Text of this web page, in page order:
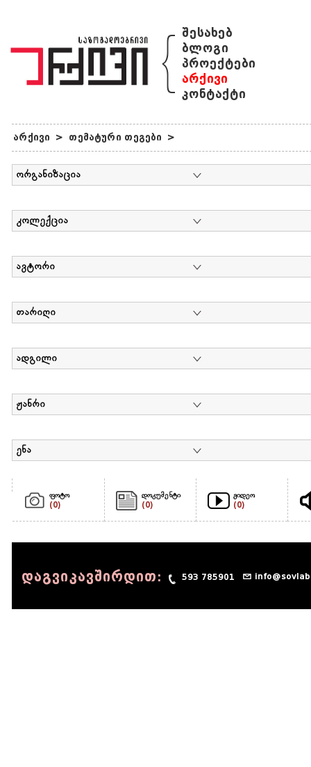
{ შესახებ
ბლოგი
პროექტები
არქივი
კონტაქტი
არქივი > თემატური თეგები >
ორგანიზაცია
კოლექცია
ავტორი
თარიღი
ადგილი
ჟანრი
ენა
ფოტო
(0)
დოკუმენტი
(0)
ვიდეო
(0)
დაგვიკავშირდით: 593 785901